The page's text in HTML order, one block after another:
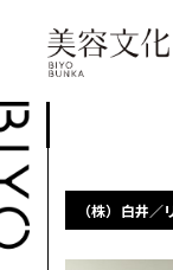
（株）白井